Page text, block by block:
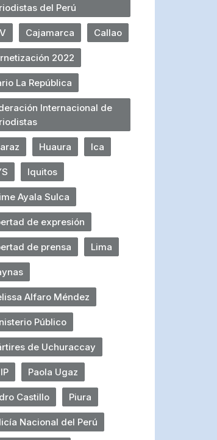
del Perú
Cajamarca Callao
2022
La República
Internacional de
Huaura Ica
Iquitos
Ayala Sulca
de expresión
de prensa Lima
Alfaro Méndez
Público
de Uchuraccay
Paola Ugaz
Castillo Piura
Nacional del Perú